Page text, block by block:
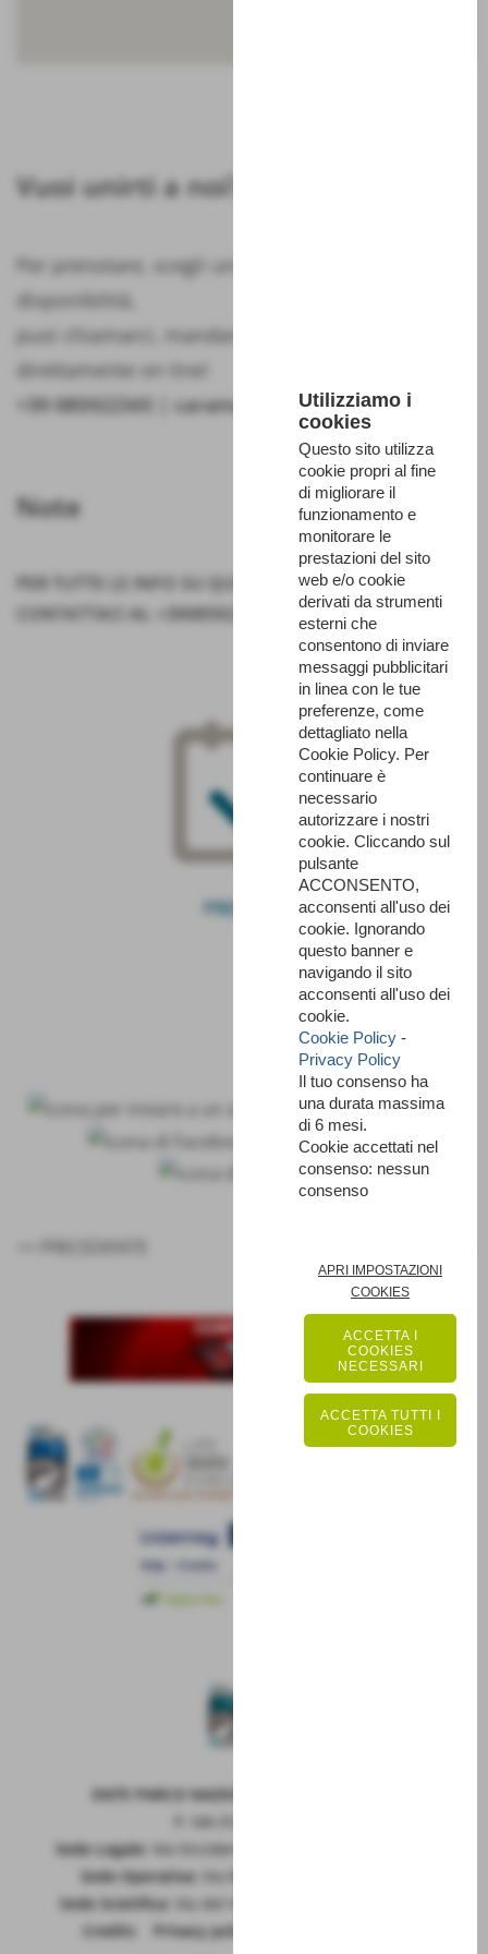
Vuoi unirti a noi?
Per prenotare, scegli una data e controlla la
disponibilità,
puoi chiamarci, mandarci una mail o prenotare
direttamente on line!
+39 085922343 | caramanico@parcomajella.it
Note
PER TUTTE LE INFO SU QUESTA PROPOSTA DI VISITA
CONTATTACI AL +39085922343
PRENOTA
ENTE PARCO NAZIONALE DELLA MAIELLA
P. IVA 01815660699
Sede Legale:
Via Occidentale 6, GUARDIAGRELE (Ch)
Sede Operativa:
Via Badia 28, SULMONA (Aq)
Sede Scietifica:
Via del Vivaio, CARAMANICO T. (Pe)
Credits
Privacy policy
Utilizziamo i
cookies
Questo sito utilizza
cookie propri al fine
di migliorare il
funzionamento e
monitorare le
prestazioni del sito
web e/o cookie
derivati da strumenti
esterni che
consentono di inviare
messaggi pubblicitari
in linea con le tue
preferenze, come
dettagliato nella
Cookie Policy. Per
continuare è
necessario
autorizzare i nostri
cookie. Cliccando sul
pulsante
ACCONSENTO,
acconsenti all'uso dei
cookie. Ignorando
questo banner e
navigando il sito
acconsenti all'uso dei
cookie.
Cookie Policy -
Privacy Policy
Il tuo consenso ha
una durata massima
di 6 mesi.
Cookie accettati nel
consenso: nessun
consenso
APRI IMPOSTAZIONI
COOKIES
ACCETTA I
COOKIES
NECESSARI
ACCETTA TUTTI I
COOKIES